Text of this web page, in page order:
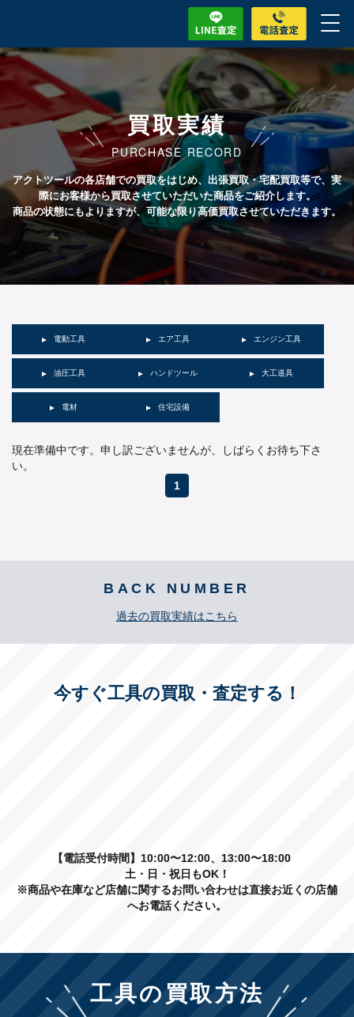
買取実績
PURCHASE RECORD
アクトツールの各店舗での買取をはじめ、出張買取・宅配買取等で、実
際にお客様から買取させていただいた商品をご紹介します。
商品の状態にもよりますが、可能な限り高価買取させていただきます。
電動工具 エア工具 エンジン工具
油圧工具 ハンドツール 大工道具
電材 住宅設備
現在準備中です。申し訳ございませんが、しばらくお待ち下さ
い。
1
BACK NUMBER
過去の買取実績はこちら
今すぐ工具の買取・査定する！
【電話受付時間】10:00〜12:00、13:00〜18:00
土・日・祝日もOK！
※商品や在庫など店舗に関するお問い合わせは直接お近くの店舗
へお電話ください。
工具の買取方法